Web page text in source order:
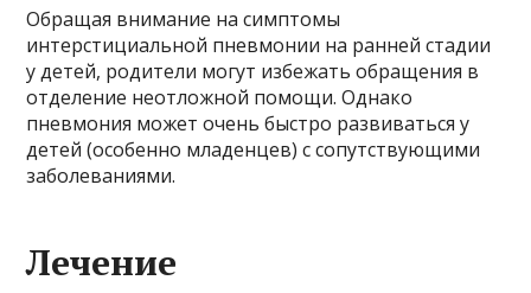
Обращая внимание на симптомы
интерстициальной пневмонии на ранней стадии
у детей, родители могут избежать обращения в
отделение неотложной помощи. Однако
пневмония может очень быстро развиваться у
детей (особенно младенцев) с сопутствующими
заболеваниями.
Лечение